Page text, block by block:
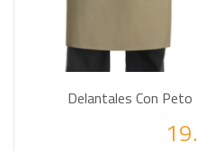
Delantales Con Peto